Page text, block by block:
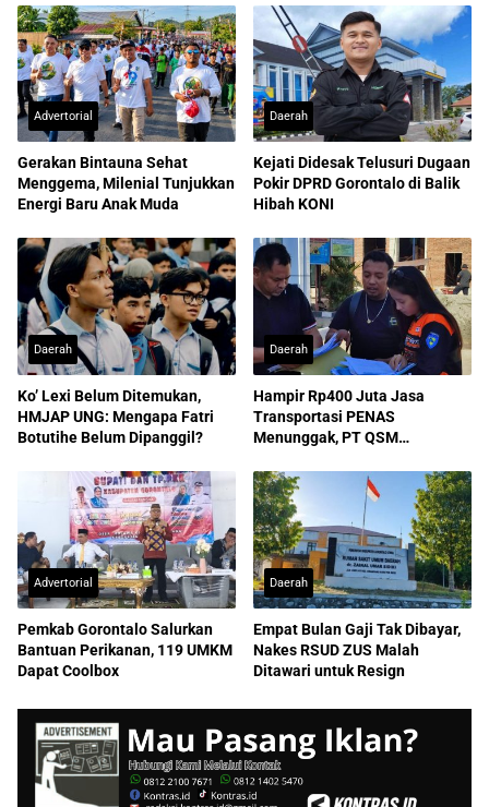
Advertorial
Gerakan Bintauna Sehat
Menggema, Milenial Tunjukkan
Energi Baru Anak Muda
Daerah
Kejati Didesak Telusuri Dugaan
Pokir DPRD Gorontalo di Balik
Hibah KONI
Daerah
Ko’ Lexi Belum Ditemukan,
HMJAP UNG: Mengapa Fatri
Botutihe Belum Dipanggil?
Daerah
Hampir Rp400 Juta Jasa
Transportasi PENAS
Menunggak, PT QSM
Advertorial
Pemkab Gorontalo Salurkan
Bantuan Perikanan, 119 UMKM
Dapat Coolbox
Daerah
Empat Bulan Gaji Tak Dibayar,
Nakes RSUD ZUS Malah
Ditawari untuk Resign